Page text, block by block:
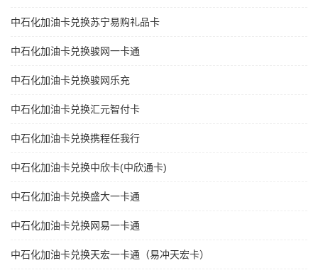
中石化加油卡兑换苏宁易购礼品卡
中石化加油卡兑换骏网一卡通
中石化加油卡兑换骏网乐充
中石化加油卡兑换汇元智付卡
中石化加油卡兑换携程任我行
中石化加油卡兑换中欣卡(中欣通卡)
中石化加油卡兑换盛大一卡通
中石化加油卡兑换网易一卡通
中石化加油卡兑换天宏一卡通（易冲天宏卡）